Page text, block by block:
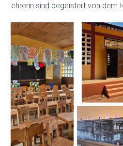
Lehrerin sind begeistert von dem